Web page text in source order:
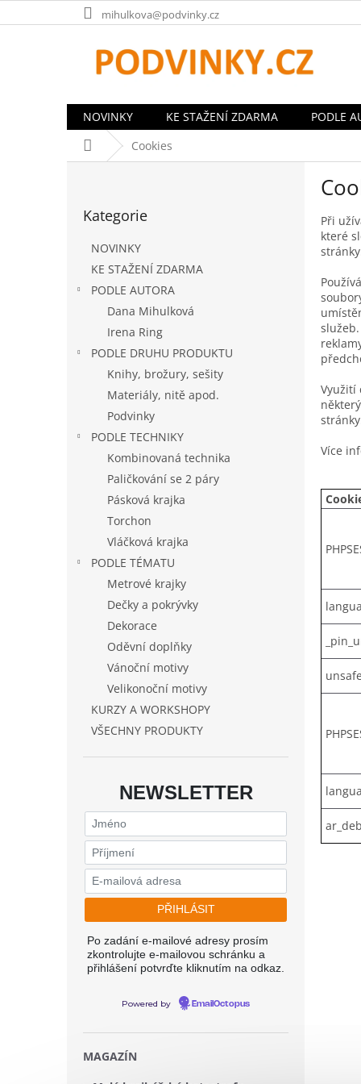
na
mihulkova@podvinky.cz
NOVINKY KE STAŽENÍ ZDARMA PODLE
Domů Cookies
kategorie
Kategorie
NOVINKY
KE STAŽENÍ ZDARMA
PODLE AUTORA
Dana Mihulková
Irena Ring
PODLE DRUHU PRODUKTU
Knihy, brožury, sešity
Materiály, nitě apod.
Podvinky
PODLE TECHNIKY
Kombinovaná technika
Paličkování se 2 páry
Pásková krajka
Torchon
Vláčková krajka
PODLE TÉMATU
Metrové krajky
Dečky a pokrývky
Dekorace
Oděvní doplňky
Vánoční motivy
Velikonoční motivy
KURZY A WORKSHOPY
VŠECHNY PRODUKTY
NEWSLETTER
Po zadání e-mailové adresy prosím
zkontrolujte e-mailovou schránku a
přihlášení potvrďte kliknutím na odkaz.
Powered by EmailOctopus
MAGAZÍN
Při
které
Využití
Více